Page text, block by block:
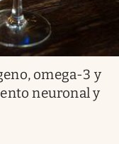
omega-3 y
neuronal y